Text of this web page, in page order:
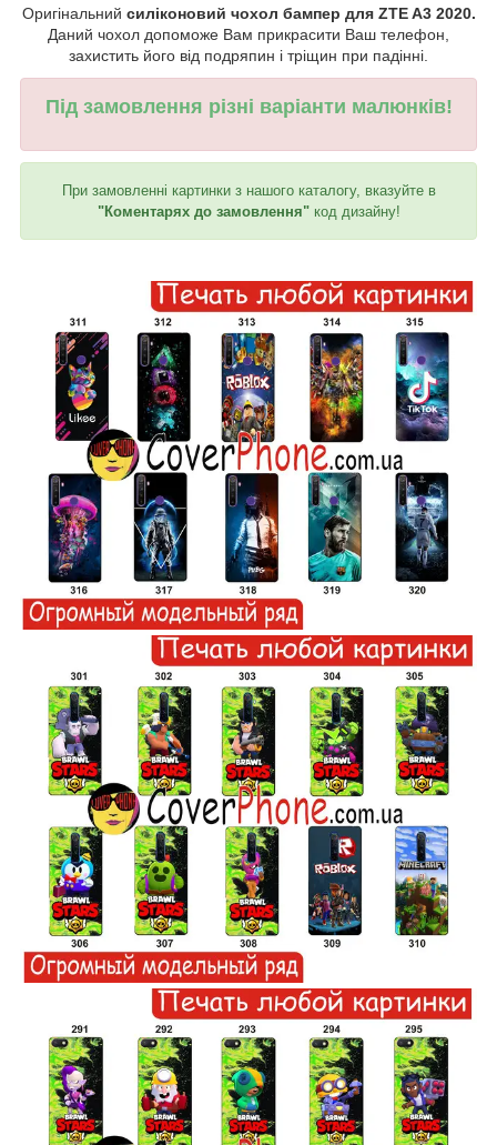
Оригінальний силіконовий чохол бампер для ZTE A3 2020.
Даний чохол допоможе Вам прикрасити Ваш телефон,
захистить його від подряпин і тріщин при падінні.
Під замовлення різні варіанти малюнків!
При замовленні картинки з нашого каталогу, вказуйте в
"Коментарях до замовлення"код дизайну!